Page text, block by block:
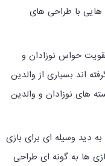
هایی با طراحی های
حواس نوزادان و
اند بسیاری از والدین
های نوزادان و والدین
دید وسیله ای برای بازی
ها به گونه ای طراحی